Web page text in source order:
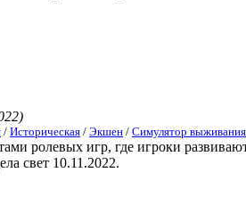
/ Историческая / Экшен / Симулятор выживания
ролевых игр, где игроки
свет 10.11.2022.